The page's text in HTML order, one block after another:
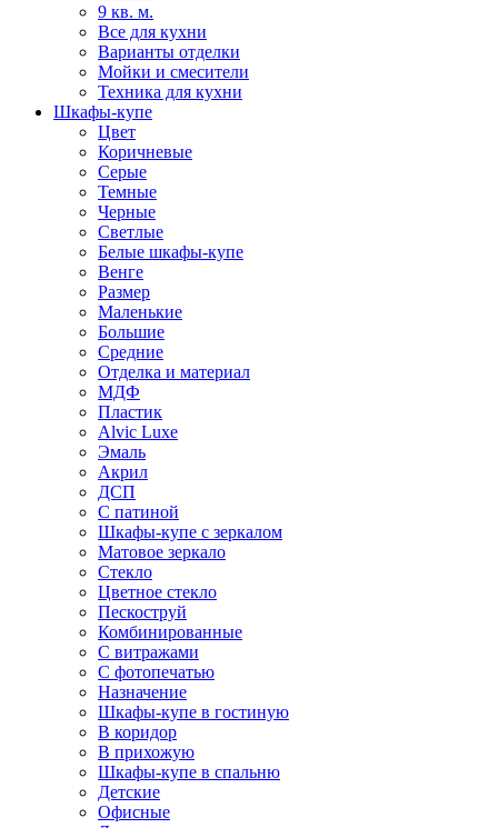
9 кв. м.
Все для кухни
Варианты отделки
Мойки и смесители
Техника для кухни
Шкафы-купе
Цвет
Коричневые
Серые
Темные
Черные
Светлые
Белые шкафы-купе
Венге
Размер
Маленькие
Большие
Средние
Отделка и материал
МДФ
Пластик
Alvic Luxe
Эмаль
Акрил
ДСП
С патиной
Шкафы-купе с зеркалом
Матовое зеркало
Стекло
Цветное стекло
Пескоструй
Комбинированные
С витражами
С фотопечатью
Назначение
Шкафы-купе в гостиную
В коридор
В прихожую
Шкафы-купе в спальню
Детские
Офисные